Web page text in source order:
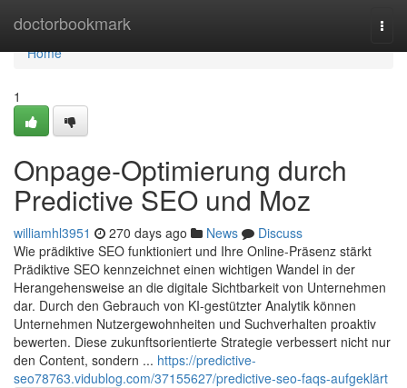
doctorbookmark
Home
Home
1
Onpage-Optimierung durch
Predictive SEO und Moz
williamhl3951 270 days ago News
Discuss
Wie prädiktive SEO funktioniert und Ihre Online-Präsenz stärkt
Prädiktive SEO kennzeichnet einen wichtigen Wandel in der
Herangehensweise an die digitale Sichtbarkeit von Unternehmen
dar. Durch den Gebrauch von KI-gestützter Analytik können
Unternehmen Nutzergewohnheiten und Suchverhalten proaktiv
bewerten. Diese zukunftsorientierte Strategie verbessert nicht nur
den Content, sondern ... https://predictive-
seo78763.vidublog.com/37155627/predictive-seo-faqs-aufgeklärt